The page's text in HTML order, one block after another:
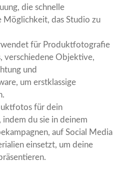
die schnelle
das Studio zu
für Produktfotografie
verschiedene Objektive,
und
um erstklassige
für dein
du sie in deinem
auf Social Media
einsetzt, um deine